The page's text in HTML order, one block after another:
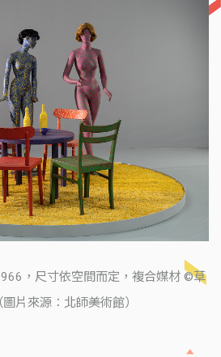
，尺寸依空間而定，複合媒材 ©草
片來源：北師美術館）